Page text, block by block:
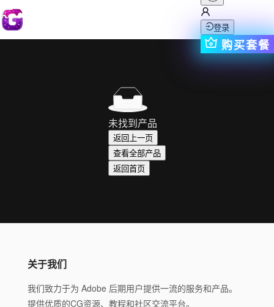
登录
购买套餐
未找到产品
返回上一页
查看全部产品
返回首页
关于我们
我们致力于为 Adobe 后期用户提供一流的服务和产品。
提供优质的CG资源、教程和社区交流平台。